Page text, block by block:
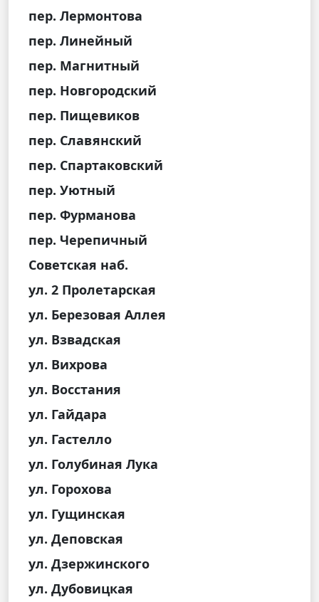
пер. Лермонтова
пер. Линейный
пер. Магнитный
пер. Новгородский
пер. Пищевиков
пер. Славянский
пер. Спартаковский
пер. Уютный
пер. Фурманова
пер. Черепичный
Советская наб.
ул. 2 Пролетарская
ул. Березовая Аллея
ул. Взвадская
ул. Вихрова
ул. Восстания
ул. Гайдара
ул. Гастелло
ул. Голубиная Лука
ул. Горохова
ул. Гущинская
ул. Деповская
ул. Дзержинского
ул. Дубовицкая